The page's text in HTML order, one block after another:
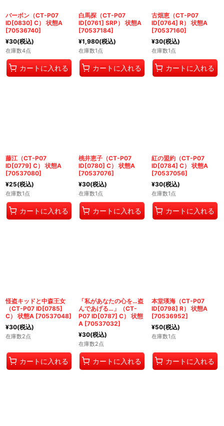
バーボン（CT-P07
ID[0830] C） 状態A
[70536740]
¥30(税込)
在庫数4点
カートに入れる
白馬探（CT-P07
ID[0761] SRP） 状態A
[70537184]
¥1,980(税込)
在庫数1点
カートに入れる
古畑恵（CT-P07
ID[0764] R） 状態A
[70537160]
¥30(税込)
在庫数1点
カートに入れる
藤江（CT-P07
ID[0779] C） 状態A
[70537080]
¥25(税込)
在庫数1点
カートに入れる
桃井恵子（CT-P07
ID[0780] C） 状態A
[70537076]
¥30(税込)
在庫数1点
カートに入れる
紅の盟約（CT-P07
ID[0784] C） 状態A
[70537056]
¥30(税込)
在庫数1点
カートに入れる
怪盗キッドと中森王女
（CT-P07 ID[0785]
C） 状態A [70537048]
¥30(税込)
在庫数2点
カートに入れる
「私があなたの心を…盗
んであげる…」（CT-
P07 ID[0787] C） 状態
A [70537032]
¥30(税込)
在庫数2点
カートに入れる
本堂瑛海（CT-P07
ID[0798] R） 状態A
[70536952]
¥50(税込)
在庫数1点
カートに入れる